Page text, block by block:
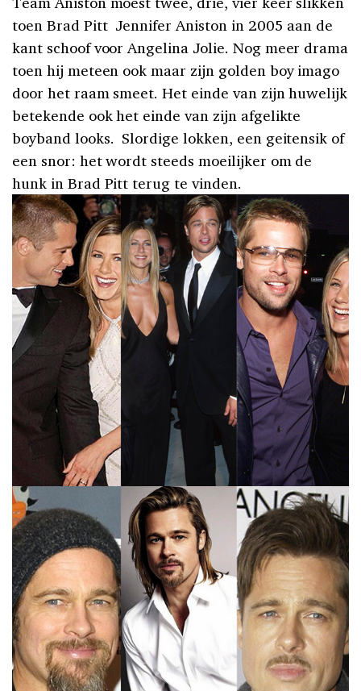
toen Brad Pitt Jennifer Aniston in 2005 aan de
kant schoof voor Angelina Jolie. Nog meer drama
toen hij meteen ook maar zijn golden boy imago
door het raam smeet. Het einde van zijn huwelijk
betekende ook het einde van zijn afgelikte
boyband looks. Slordige lokken, een geitensik of
een snor: het wordt steeds moeilijker om de
hunk in Brad Pitt terug te vinden.